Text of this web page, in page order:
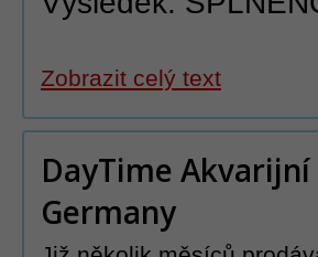
Zobrazit celý text
DayTime
Germany